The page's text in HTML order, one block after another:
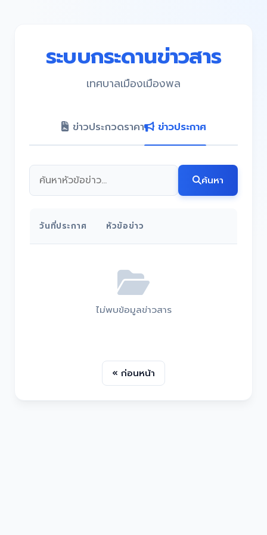
ระบบกระดานข่าวสาร
เทศบาลเมืองเมืองพล
ข่าวประกวดราคา ข่าวประกาศ
ค้นหา
วันที่ประกาศ หัวข้อข่าว
ไม่พบข้อมูลข่าวสาร
« ก่อนหน้า